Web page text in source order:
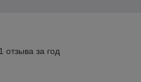
отзыва за год